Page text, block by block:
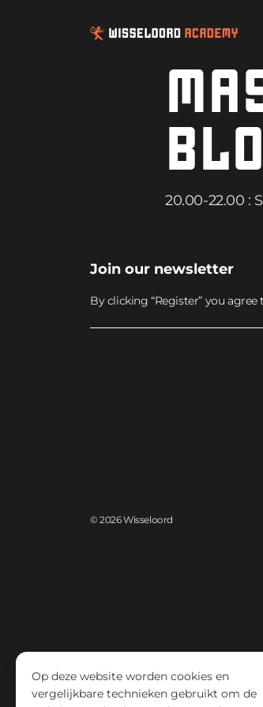
20.00-22.00 :
Join our newsletter
By clicking “Register” you
© 2026 Wisseloord
Op deze website worden cookies en
vergelijkbare technieken gebruikt om de